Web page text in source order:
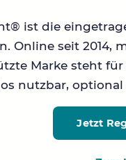
ist die
Online seit
Marke steht
nutzbar,
Jetzt